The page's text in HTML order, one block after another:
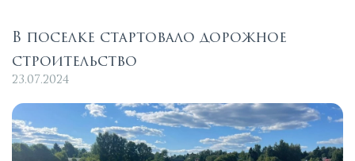
В поселке стартовало дорожное
строительство
23.07.2024